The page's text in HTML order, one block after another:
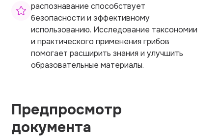
распознавание способствует
безопасности и эффективному
использованию. Исследование таксономии
и практического применения грибов
помогает расширить знания и улучшить
образовательные материалы.
Предпросмотр
документа